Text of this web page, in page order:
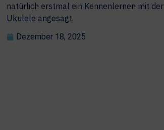
natürlich erstmal ein Kennenlernen mit der
Ukulele angesagt.
Dezember 18, 2025